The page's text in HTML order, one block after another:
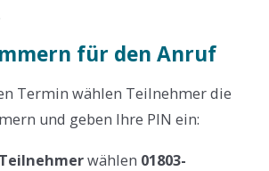
für den Anruf
Termin wählen Teilnehmer die
und geben Ihre PIN ein:
wählen 01803-